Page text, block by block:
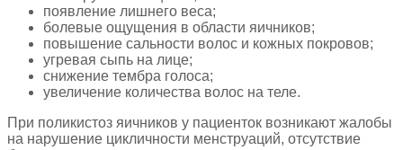
появление лишнего веса;
болевые ощущения в области яичников;
повышение сальности волос и кожных покровов;
угревая сыпь на лице;
снижение тембра голоса;
увеличение количества волос на теле.
При поликистоз яичников у пациенток возникают жалобы
на нарушение цикличности менструаций, отсутствие